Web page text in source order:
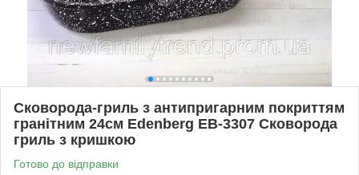
Сковорода-гриль з антипригарним покриттям
гранітним 24см Edenberg EB-3307 Сковорода
гриль з кришкою
Готово до відправки